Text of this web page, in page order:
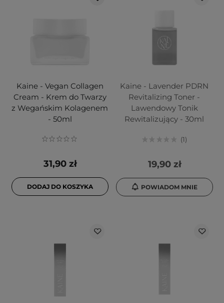
Kaine - Vegan Collagen
Cream - Krem do Twarzy
z Wegańskim Kolagenem
- 50ml
31,90 zł
DODAJ DO KOSZYKA
Kaine - Lavender PDRN
Revitalizing Toner -
Lawendowy Tonik
Rewitalizujący - 30ml
1
19,90 zł
POWIADOM MNIE